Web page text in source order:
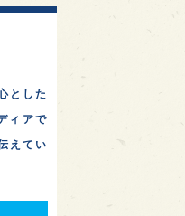
とした
ィアで
えてい